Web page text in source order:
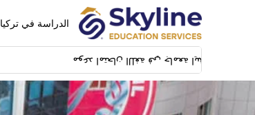
الدراسة في تركيا
موعد امتحان اللغة في جامعة ايشيك سيكون بتاريخ 14/02/2024 بمبنى SFL building بشيلا